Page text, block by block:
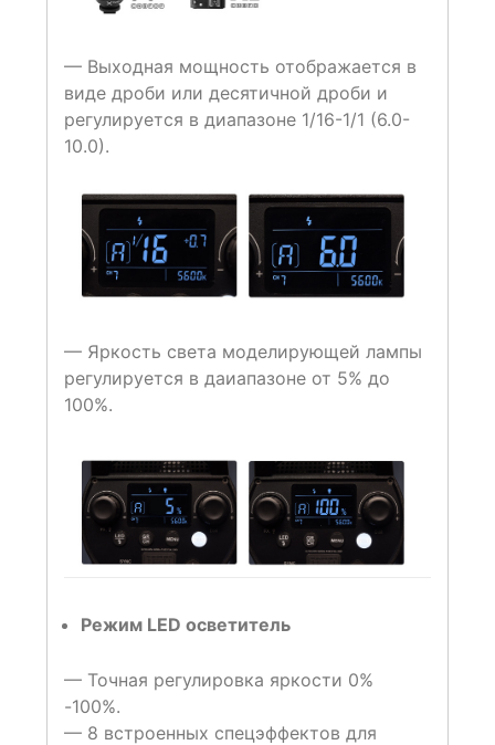
— Выходная мощность отображается в
виде дроби или десятичной дроби и
регулируется в диапазоне 1/16-1/1 (6.0-
10.0).
— Яркость света моделирующей лампы
регулируется в даиапазоне от 5% до
100%.
Режим LED осветитель
— Точная регулировка яркости 0%
-100%.
— 8 встроенных спецэффектов для